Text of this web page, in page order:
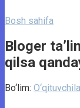
Bosh sahifa
Bloger
qilsa
Bo‘lim: